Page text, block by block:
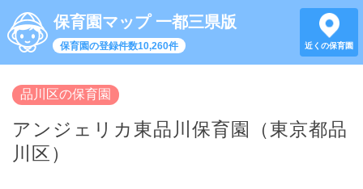
保育園マップ 一都三県版
保育園の登録件数10,260件 近くの保育園
品川区の保育園
アンジェリカ東品川保育園（東京都品
川区）